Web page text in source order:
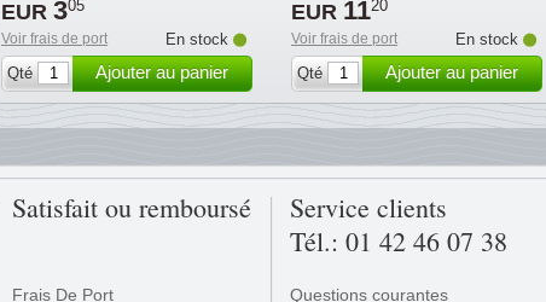
EUR 305
Voir frais de port
En stock
Qté
Ajouter au panier
EUR 1120
Voir frais de port
En stock
Qté
Ajouter au panier
Satisfait ou remboursé
Frais De Port
Service clients
Tél.: 01 42 46 07 38
Questions courantes